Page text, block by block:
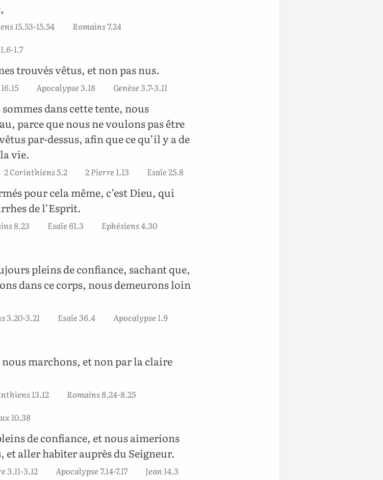
15.53-15.54
Romains 7.24
1.7
trouvés vêtus, et non pas nus.
Apocalypse 3.18 Genèse 3.7-3.11
dans cette tente, nous
parce que nous ne voulons pas être
par-dessus, afin que ce qu’il y a de
vie.
2 Corinthiens 5.2 2 Pierre 1.13 Esaïe 25.8
pour cela même, c’est Dieu, qui
de l’Esprit.
8.23 Esaïe 61.3
Ephésiens 4.30
pleins de confiance, sachant que,
dans ce corps, nous demeurons loin
3.20-3.21 Esaïe 36.4
Apocalypse 1.9
nous marchons, et non par la claire
13.12
Romains 8.24-8.25
10.38
de confiance, et nous aimerions
et aller habiter auprès du Seigneur.
3.11-3.12 Apocalypse 7.14-7.17
Jean 14.3